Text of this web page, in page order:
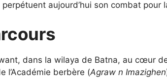
aujourd’hui son combat
dans la wilaya de Batna, au cœur
l’Académie berbère (Agraw n Imazighen